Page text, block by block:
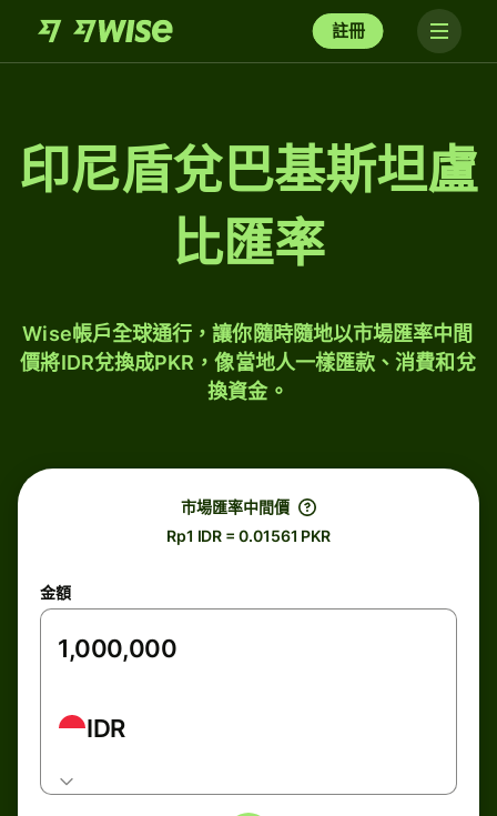
註冊
印尼盾兌巴基斯坦盧
比匯率
Wise帳戶全球通行，讓你隨時隨地以市場匯率中間
價將IDR兌換成PKR，像當地人一樣匯款、消費和兌
換資金。
市場匯率中間價
Rp1 IDR = 0.01561 PKR
金額
IDR